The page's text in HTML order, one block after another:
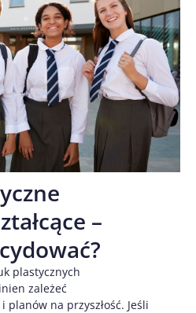
–
plastycznych
zależeć
na przyszłość. Jeśli